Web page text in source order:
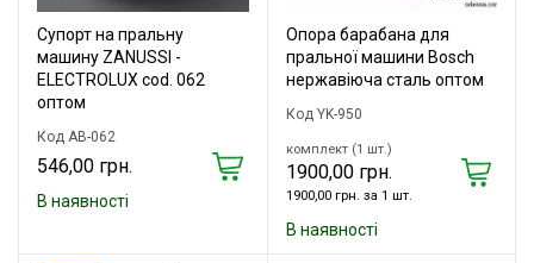
Супорт на пральну
машину ZANUSSI -
ELECTROLUX cod. 062
оптом
Код AB-062
546,00 грн.
В наявності
Опора барабана для
пральної машини Bosch
нержавіюча сталь оптом
Код YK-950
комплект (1 шт.)
1900,00 грн.
1900,00 грн. за 1 шт.
В наявності